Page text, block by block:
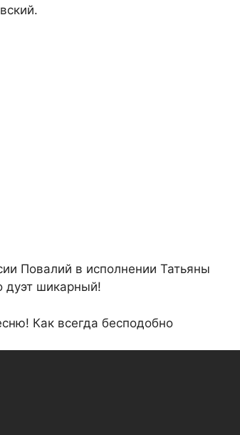
Повалий в исполнении Татьяны
дуэт шикарный!
Как всегда бесподобно